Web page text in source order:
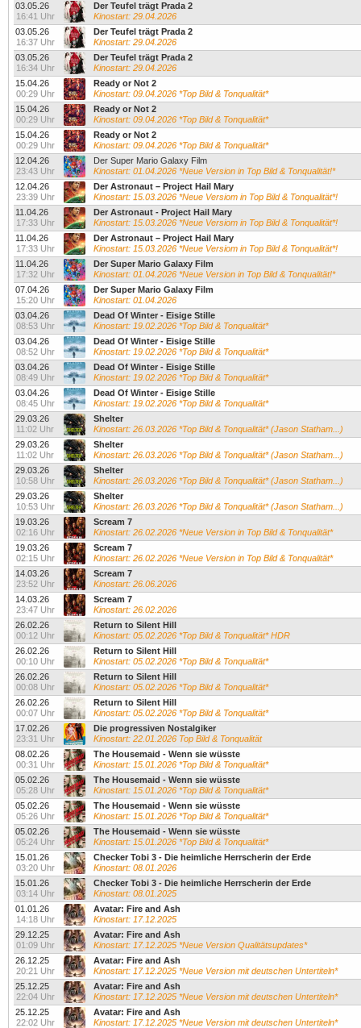
03.05.26
16:41 Uhr
Der Teufel trägt Prada 2
Kinostart: 29.04.2026
03.05.26
16:37 Uhr
Der Teufel trägt Prada 2
Kinostart: 29.04.2026
03.05.26
16:34 Uhr
Der Teufel trägt Prada 2
Kinostart: 29.04.2026
15.04.26
00:29 Uhr
Ready or Not 2
Kinostart: 09.04.2026 *Top Bild & Tonqualität*
15.04.26
00:29 Uhr
Ready or Not 2
Kinostart: 09.04.2026 *Top Bild & Tonqualität*
15.04.26
00:29 Uhr
Ready or Not 2
Kinostart: 09.04.2026 *Top Bild & Tonqualität*
12.04.26
23:43 Uhr
Der Super Mario Galaxy Film
Kinostart: 01.04.2026 *Neue Version in Top Bild & Tonqualität!*
12.04.26
23:39 Uhr
Der Astronaut – Project Hail Mary
Kinostart: 15.03.2026 *Neue Versiom in Top Bild & Tonqualität*!
11.04.26
17:33 Uhr
Der Astronaut - Project Hail Mary
Kinostart: 15.03.2026 *Neue Versiom in Top Bild & Tonqualität*!
11.04.26
17:33 Uhr
Der Astronaut – Project Hail Mary
Kinostart: 15.03.2026 *Neue Versiom in Top Bild & Tonqualität*!
11.04.26
17:32 Uhr
Der Super Mario Galaxy Film
Kinostart: 01.04.2026 *Neue Version in Top Bild & Tonqualität!*
07.04.26
15:20 Uhr
Der Super Mario Galaxy Film
Kinostart: 01.04.2026
03.04.26
08:53 Uhr
Dead Of Winter - Eisige Stille
Kinostart: 19.02.2026 *Top Bild & Tonqualität*
03.04.26
08:52 Uhr
Dead Of Winter - Eisige Stille
Kinostart: 19.02.2026 *Top Bild & Tonqualität*
03.04.26
08:49 Uhr
Dead Of Winter - Eisige Stille
Kinostart: 19.02.2026 *Top Bild & Tonqualität*
03.04.26
08:45 Uhr
Dead Of Winter - Eisige Stille
Kinostart: 19.02.2026 *Top Bild & Tonqualität*
29.03.26
11:02 Uhr
Shelter
Kinostart: 26.03.2026 *Top Bild & Tonqualität* (Jason Statham...)
29.03.26
11:02 Uhr
Shelter
Kinostart: 26.03.2026 *Top Bild & Tonqualität* (Jason Statham...)
29.03.26
10:58 Uhr
Shelter
Kinostart: 26.03.2026 *Top Bild & Tonqualität* (Jason Statham...)
29.03.26
10:53 Uhr
Shelter
Kinostart: 26.03.2026 *Top Bild & Tonqualität* (Jason Statham...)
19.03.26
02:16 Uhr
Scream 7
Kinostart: 26.02.2026 *Neue Version in Top Bild & Tonqualität*
19.03.26
02:15 Uhr
Scream 7
Kinostart: 26.02.2026 *Neue Version in Top Bild & Tonqualität*
14.03.26
23:52 Uhr
Scream 7
Kinostart: 26.06.2026
14.03.26
23:47 Uhr
Scream 7
Kinostart: 26.02.2026
26.02.26
00:12 Uhr
Return to Silent Hill
Kinostart: 05.02.2026 *Top Bild & Tonqualität* HDR
26.02.26
00:10 Uhr
Return to Silent Hill
Kinostart: 05.02.2026 *Top Bild & Tonqualität*
26.02.26
00:08 Uhr
Return to Silent Hill
Kinostart: 05.02.2026 *Top Bild & Tonqualität*
26.02.26
00:07 Uhr
Return to Silent Hill
Kinostart: 05.02.2026 *Top Bild & Tonqualität*
17.02.26
23:31 Uhr
Die progressiven Nostalgiker
Kinostart: 22.01.2026 Top Bild & Tonqualität
08.02.26
00:31 Uhr
The Housemaid - Wenn sie wüsste
Kinostart: 15.01.2026 *Top Bild & Tonqualität*
05.02.26
05:28 Uhr
The Housemaid - Wenn sie wüsste
Kinostart: 15.01.2026 *Top Bild & Tonqualität*
05.02.26
05:26 Uhr
The Housemaid - Wenn sie wüsste
Kinostart: 15.01.2026 *Top Bild & Tonqualität*
05.02.26
05:24 Uhr
The Housemaid - Wenn sie wüsste
Kinostart: 15.01.2026 *Top Bild & Tonqualität*
15.01.26
03:20 Uhr
Checker Tobi 3 - Die heimliche Herrscherin der Erde
Kinostart: 08.01.2026
15.01.26
03:14 Uhr
Checker Tobi 3 - Die heimliche Herrscherin der Erde
Kinostart: 08.01.2025
01.01.26
14:18 Uhr
Avatar: Fire and Ash
Kinostart: 17.12.2025
29.12.25
01:09 Uhr
Avatar: Fire and Ash
Kinostart: 17.12.2025 *Neue Version Qualitätsupdates*
26.12.25
20:21 Uhr
Avatar: Fire and Ash
Kinostart: 17.12.2025 *Neue Version mit deutschen Untertiteln*
25.12.25
22:04 Uhr
Avatar: Fire and Ash
Kinostart: 17.12.2025 *Neue Version mit deutschen Untertiteln*
25.12.25
22:02 Uhr
Avatar: Fire and Ash
Kinostart: 17.12.2025 *Neue Version mit deutschen Untertiteln*